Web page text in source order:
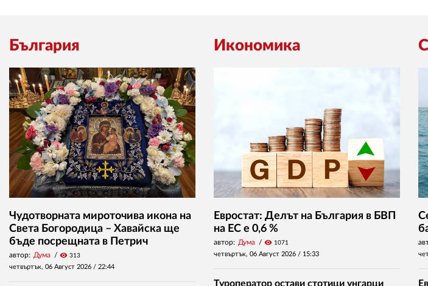
България
Чудотворната мироточива икона на
Света Богородица – Хавайска ще
бъде посрещната в Петрич
автор: Дума visibility 313
четвъртък, 06 Август 2026 / 22:44
Икономика
Евростат: Делът на България в БВП
на ЕС е 0,6 %
автор: Дума visibility 1071
четвъртък, 06 Август 2026 / 15:33
Туроператор остави стотици унгарци